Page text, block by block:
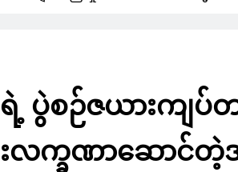
ပွဲစဉ်ဇယားကျပ်
းလက္ခဏာဆောင်